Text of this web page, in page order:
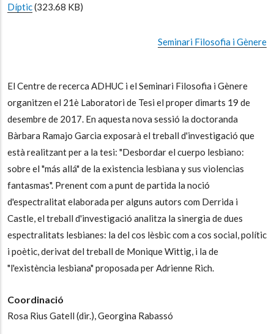
Díptic(323.68 KB)
Seminari Filosofia i Gènere
El Centre de recerca ADHUC i el Seminari Filosofia i Gènere
organitzen el 21è Laboratori de Tesi el proper dimarts 19 de
desembre de 2017. En aquesta nova sessió la doctoranda
Bàrbara Ramajo Garcia exposarà el treball d'investigació que
està realitzant per a la tesi: "Desbordar el cuerpo lesbiano:
sobre el "más allá" de la existencia lesbiana y sus violencias
fantasmas". Prenent com a punt de partida la noció
d'espectralitat elaborada per alguns autors com Derrida i
Castle, el treball d'investigació analitza la sinergia de dues
espectralitats lesbianes: la del cos lèsbic com a cos social, polític
i poètic, derivat del treball de Monique Wittig, i la de
"l'existència lesbiana" proposada per Adrienne Rich.
Coordinació
Rosa Rius Gatell (dir.),Georgina Rabassó